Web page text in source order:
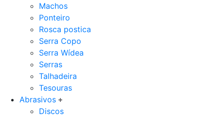
Machos
Ponteiro
Rosca postica
Serra Copo
Serra Wídea
Serras
Talhadeira
Tesouras
Abrasivos
Discos